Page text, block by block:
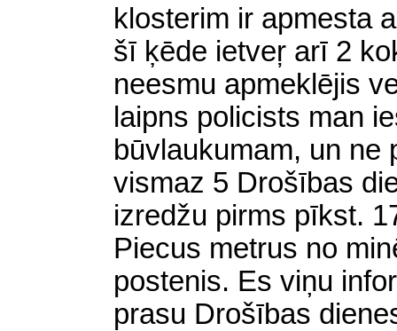
klosterim ir apmesta
šī ķēde ietveŗ arī 2
neesmu apmeklējis
laipns policists man
būvlaukumam, un ne
vismaz 5 Drošības
izredžu pirms pīkst.
Piecus metrus no
postenis. Es viņu
prasu Drošības